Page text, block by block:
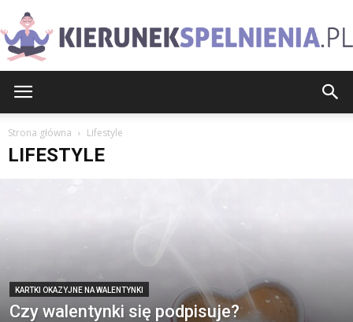
Strona główna Lifestyle
LIFESTYLE
KARTKI OKAZYJNE NA WALENTYNKI
Czy walentynki się podpisuje?